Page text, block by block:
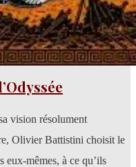
vision résolument
Olivier Battistini choisit le
eux-mêmes, à ce qu’ils